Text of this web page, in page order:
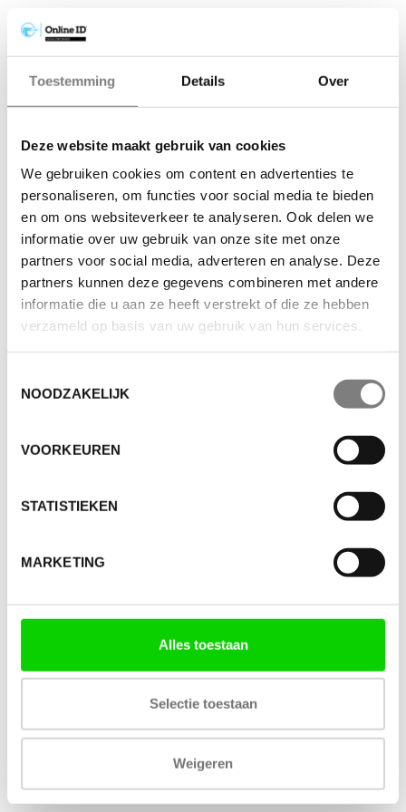
Toestemming Details Over
Deze website maakt gebruik van cookies
We gebruiken cookies om content en advertenties te
personaliseren, om functies voor social media te bieden
en om ons websiteverkeer te analyseren. Ook delen we
informatie over uw gebruik van onze site met onze
partners voor social media, adverteren en analyse. Deze
partners kunnen deze gegevens combineren met andere
informatie die u aan ze heeft verstrekt of die ze hebben
verzameld op basis van uw gebruik van hun services.
NOODZAKELIJK
VOORKEUREN
STATISTIEKEN
MARKETING
Alles toestaan
Selectie toestaan
Weigeren